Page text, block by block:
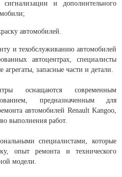
сигнализации и дополнительного
автомобилей.
и техобслуживанию автомобилей
автоцентрах, специалисты
запасные части и детали.
оснащаются современным
предназначенным для
автомобилей Renault Kangoo,
выполнения работ.
специалистами, которые
опыт ремонта и технического
модели.